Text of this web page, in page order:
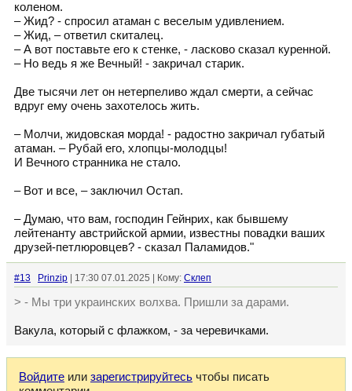
коленом.
– Жид? - спросил атаман с веселым удивлением.
– Жид, – ответил скиталец.
– А вот поставьте его к стенке, - ласково сказал куренной.
– Но ведь я же Вечный! - закричал старик.
Две тысячи лет он нетерпеливо ждал смерти, а сейчас
вдруг ему очень захотелось жить.
– Молчи, жидовская морда! - радостно закричал губатый
атаман. – Рубай его, хлопцы-молодцы!
И Вечного странника не стало.
– Вот и все, – заключил Остап.
– Думаю, что вам, господин Гейнрих, как бывшему
лейтенанту австрийской армии, известны повадки ваших
друзей-петлюровцев? - сказал Паламидов."
#13 Prinzip | 17:30 07.01.2025 | Кому: Склеп
> - Мы три украинских волхва. Пришли за дарами.
Вакула, который с флажком, - за черевичками.
Войдите или зарегистрируйтесь чтобы писать